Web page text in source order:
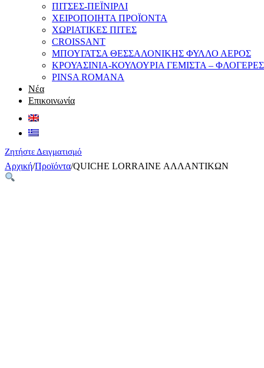
ΠΙΤΣΕΣ-ΠΕΪΝΙΡΛΙ
ΧΕΙΡΟΠΟΙΗΤΑ ΠΡΟΪΟΝΤΑ
ΧΩΡΙΑΤΙΚΕΣ ΠΙΤΕΣ
CROISSANT
ΜΠΟΥΓΑΤΣΑ ΘΕΣΣΑΛΟΝΙΚΗΣ ΦΥΛΛΟ ΑΕΡΟΣ
ΚΡΟΥΑΣΙΝΙΑ-ΚΟΥΛΟΥΡΙΑ ΓΕΜΙΣΤΑ – ΦΛΟΓΕΡΕΣ
PINSA ROMANA
Νέα
Επικοινωνία
Ζητήστε Δειγματισμό
Αρχική/Προϊόντα/QUICHE LORRAINE ΑΛΛΑΝΤΙΚΩΝ